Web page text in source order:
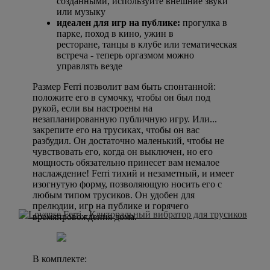
или музыку
идеален для игр на публике: прогулка в
парке, поход в кино, ужин в
ресторане, танцы в клубе или тематическая
встреча - теперь оргазмом можно
управлять везде
Размер Ferri позволит вам быть спонтанной:
положите его в сумочку, чтобы он был под
рукой, если вы настроены на
незапланированную публичную игру. Или...
закрепите его на трусиках, чтобы он вас
разбудил. Он достаточно маленький, чтобы не
чувствовать его, когда он выключен, но его
мощность обязательно принесет вам немалое
наслаждение! Ferri тихий и незаметный, и имеет
изогнутую форму, позволяющую носить его с
любым типом трусиков. Он удобен для
прелюдии, игр на публике и горячего
времяпровождения дома.
В комплекте: